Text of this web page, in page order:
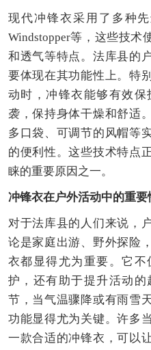
现代冲锋衣采用了多种先
Windstopper等，这些技术
和透气等特点。法库县的
要体现在其功能性上。特
动时，冲锋衣能够有效
袭，保持身体干燥和舒适
多口袋、可调节的风帽等
的便利性。这些技术特点
睐的重要原因之一。
冲锋衣在户外活动中的重要
对于法库县的人们来说，
论是家庭出游、野外探险
衣都显得尤为重要。它
护，还有助于提升活动
节，当气温骤降或有雨雪
功能显得尤为关键。许多
一款合适的冲锋衣，可以